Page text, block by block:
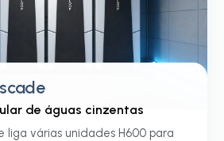
de águas cinzentas
liga várias unidades H600 para